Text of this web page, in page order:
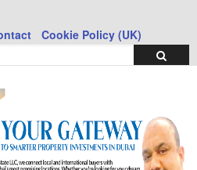
Cookie Policy (UK)